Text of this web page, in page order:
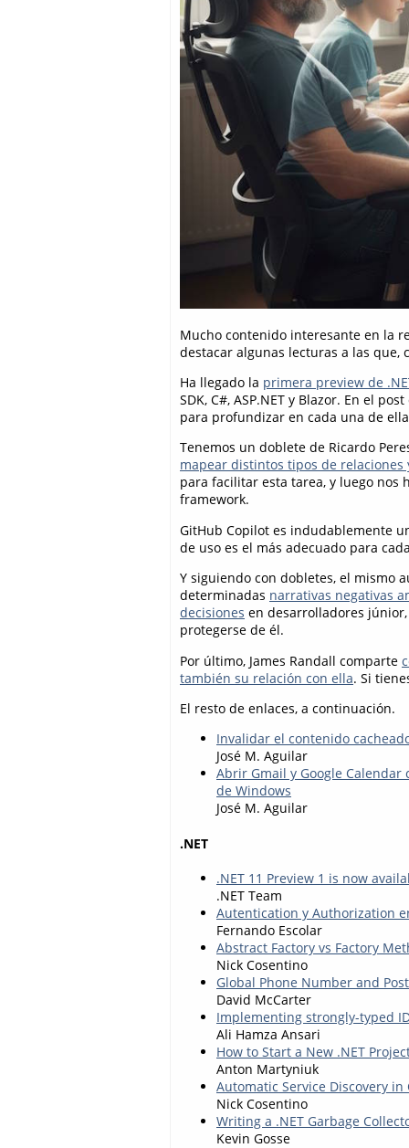
Mucho contenido interesante en la
destacar algunas lecturas a las que,
Ha llegado la primera preview de
SDK, C#, ASP.NET y Blazor. En el
para profundizar en cada una de
Tenemos un doblete de Ricardo
mapear distintos tipos de
para facilitar esta tarea, y luego nos
framework.
GitHub Copilot es indudablemente
de uso es el más adecuado para
Y siguiendo con dobletes, el mismo
determinadas narrativas negativas
decisiones en desarrolladores
protegerse de él.
Por último, James Randall comparte
también su relación con ella. Si
El resto de enlaces, a continuación.
Invalidar el contenido
José M. Aguilar
Abrir Gmail y Google
de Windows
José M. Aguilar
.NET
.NET 11 Preview 1 is now
.NET Team
Autentication y Authorization
Fernando Escolar
Abstract Factory vs Factory
Nick Cosentino
Global Phone Number and
David McCarter
Implementing strongly-typed
Ali Hamza Ansari
How to Start a New .NET
Anton Martyniuk
Automatic Service Discovery
Nick Cosentino
Writing a .NET Garbage
Kevin Gosse